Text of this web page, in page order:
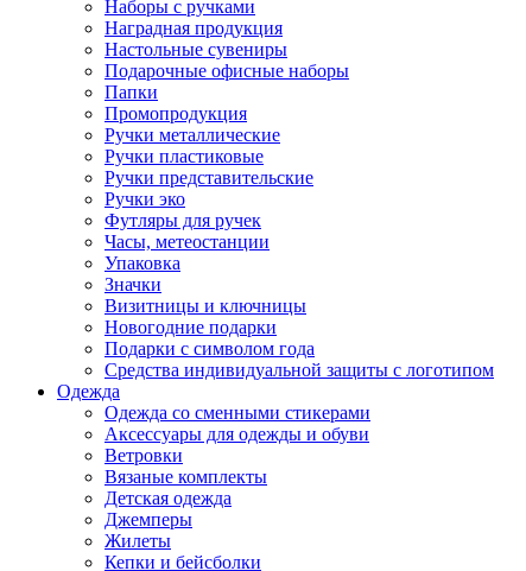
Наборы с ручками
Наградная продукция
Настольные сувениры
Подарочные офисные наборы
Папки
Промопродукция
Ручки металлические
Ручки пластиковые
Ручки представительские
Ручки эко
Футляры для ручек
Часы, метеостанции
Упаковка
Значки
Визитницы и ключницы
Новогодние подарки
Подарки с символом года
Средства индивидуальной защиты с логотипом
Одежда
Одежда со сменными стикерами
Аксессуары для одежды и обуви
Ветровки
Вязаные комплекты
Детская одежда
Джемперы
Жилеты
Кепки и бейсболки